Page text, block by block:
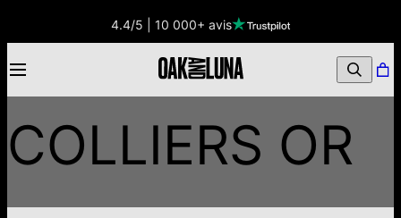
4.4/5 | 10 000+ avis
COLLIERS OR